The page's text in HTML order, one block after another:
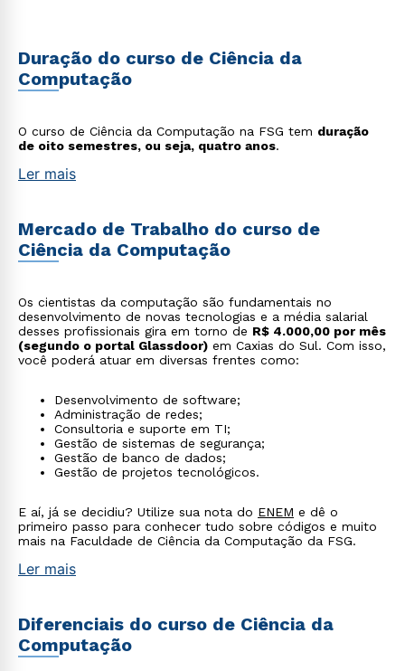
Duração do curso de Ciência da
Computação
O curso de Ciência da Computação na FSG tem duração
de oito semestres, ou seja, quatro anos.
Ler mais
Mercado de Trabalho do curso de
Ciência da Computação
Os cientistas da computação são fundamentais no
desenvolvimento de novas tecnologias e a média salarial
desses profissionais gira em torno de R$ 4.000,00 por mês
(segundo o portal Glassdoor) em Caxias do Sul. Com isso,
você poderá atuar em diversas frentes como:
Desenvolvimento de software;
Administração de redes;
Consultoria e suporte em TI;
Gestão de sistemas de segurança;
Gestão de banco de dados;
Gestão de projetos tecnológicos.
E aí, já se decidiu? Utilize sua nota do ENEM e dê o
primeiro passo para conhecer tudo sobre códigos e muito
mais na Faculdade de Ciência da Computação da FSG.
Ler mais
Diferenciais do curso de Ciência da
Computação